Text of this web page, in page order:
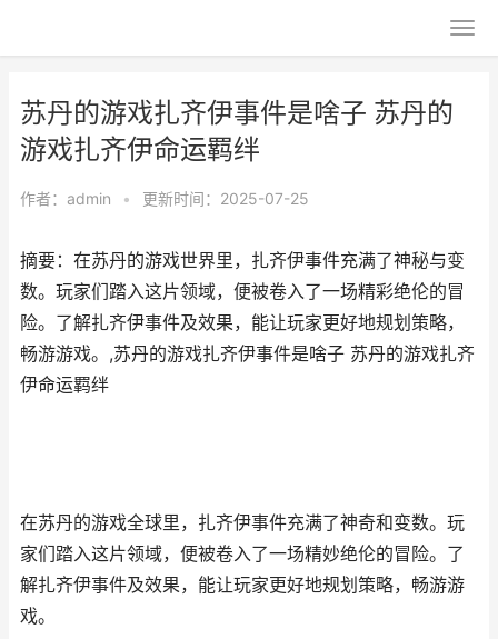
苏丹的游戏扎齐伊事件是啥子 苏丹的
游戏扎齐伊命运羁绊
作者： admin • 更新时间：2025-07-25
摘要：在苏丹的游戏世界里，扎齐伊事件充满了神秘与变
数。玩家们踏入这片领域，便被卷入了一场精彩绝伦的冒
险。了解扎齐伊事件及效果，能让玩家更好地规划策略，
畅游游戏。,苏丹的游戏扎齐伊事件是啥子 苏丹的游戏扎齐
伊命运羁绊
在苏丹的游戏全球里，扎齐伊事件充满了神奇和变数。玩
家们踏入这片领域，便被卷入了一场精妙绝伦的冒险。了
解扎齐伊事件及效果，能让玩家更好地规划策略，畅游游
戏。